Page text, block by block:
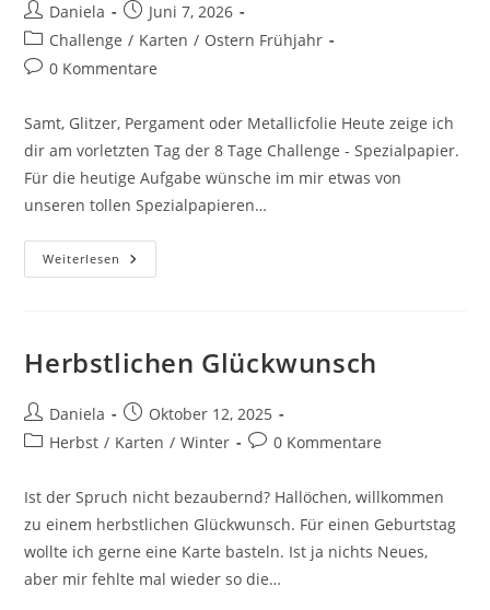
Daniela
Juni 7, 2026
Challenge / Karten / Ostern Frühjahr
0 Kommentare
Samt, Glitzer, Pergament oder Metallicfolie Heute zeige ich
dir am vorletzten Tag der 8 Tage Challenge - Spezialpapier.
Für die heutige Aufgabe wünsche im mir etwas von
unseren tollen Spezialpapieren…
Weiterlesen
Herbstlichen Glückwunsch
Daniela
Oktober 12, 2025
Herbst / Karten / Winter 0 Kommentare
Ist der Spruch nicht bezaubernd? Hallöchen, willkommen
zu einem herbstlichen Glückwunsch. Für einen Geburtstag
wollte ich gerne eine Karte basteln. Ist ja nichts Neues,
aber mir fehlte mal wieder so die…